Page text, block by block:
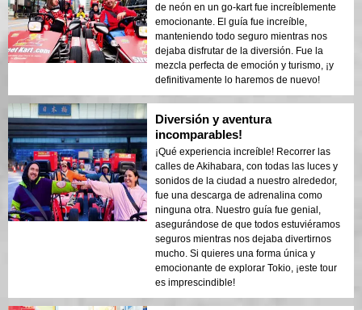
de neón en un go-kart fue increíblemente
emocionante. El guía fue increíble,
manteniendo todo seguro mientras nos
dejaba disfrutar de la diversión. Fue la
mezcla perfecta de emoción y turismo, ¡y
definitivamente lo haremos de nuevo!
Diversión y aventura
incomparables!
¡Qué experiencia increíble! Recorrer las
calles de Akihabara, con todas las luces y
sonidos de la ciudad a nuestro alrededor,
fue una descarga de adrenalina como
ninguna otra. Nuestro guía fue genial,
asegurándose de que todos estuviéramos
seguros mientras nos dejaba divertirnos
mucho. Si quieres una forma única y
emocionante de explorar Tokio, ¡este tour
es imprescindible!